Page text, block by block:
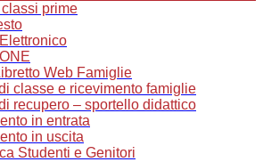
classi prime
Web Famiglie
classe e ricevimento famiglie
recupero – sportello didattico
in entrata
in uscita
Studenti e Genitori